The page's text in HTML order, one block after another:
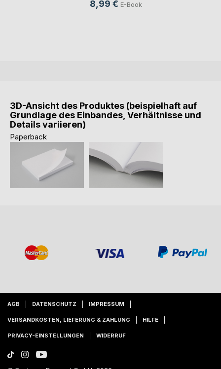
8,99 € E-Book
3D-Ansicht des Produktes (beispielhaft auf
Grundlage des Einbandes, Verhältnisse und
Details variieren)
Paperback
AGB DATENSCHUTZ IMPRESSUM
VERSANDKOSTEN, LIEFERUNG & ZAHLUNG HILFE
PRIVACY-EINSTELLUNGEN WIDERRUF